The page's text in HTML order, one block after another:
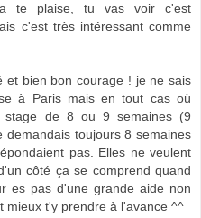
te plaise, tu vas voir c'est
c'est très intéressant comme
et bien bon courage ! je ne sais
à Paris mais en tout cas où
stage de 8 ou 9 semaines (9
demandais toujours 8 semaines
pas. Elles ne veulent
côté ça se comprend quand
es pas d'une grande aide non
mieux t'y prendre à l'avance ^^